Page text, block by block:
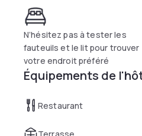
snack in the bar. An internet
gym free of charge at the
N’hésitez pas à tester les
fauteuils et le lit pour trouver
votre endroit préféré
Équipements de
Restaurant